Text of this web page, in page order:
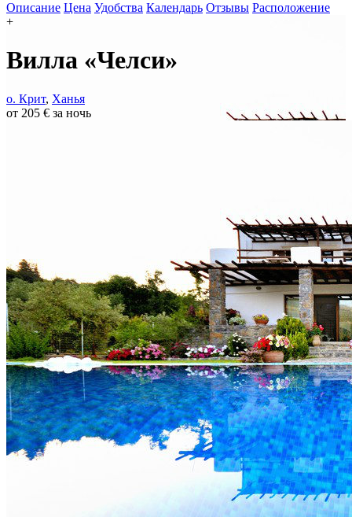
Описание Цена Удобства Календарь Отзывы Расположение
+
Вилла «Челси»
о. Крит, Ханья
от 205 € за ночь